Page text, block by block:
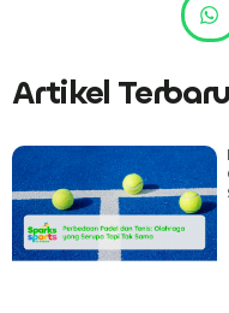
Artikel Terbaru